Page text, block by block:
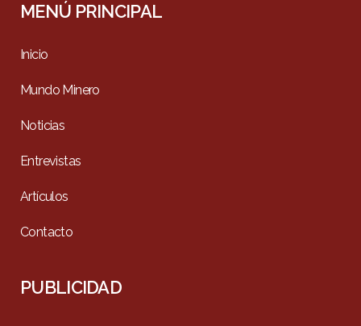
MENÚ PRINCIPAL
Inicio
Mundo Minero
Noticias
Entrevistas
Artículos
Contacto
PUBLICIDAD